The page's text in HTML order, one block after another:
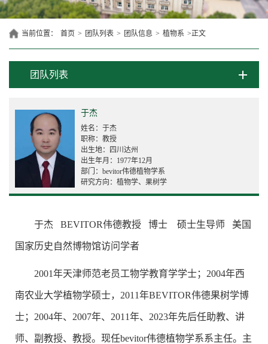
当前位置： 首页 > 团队列表 > 团队信息 > 植物系 >正文
团队列表
于杰
姓名：于杰
职称：教授
出生地：四川达州
出生年月：1977年12月
部门：bevitor伟德植物学系
研究方向：植物学、果树学
于杰 BEVITOR伟德教授 博士 硕士生导师 美国
国家历史自然博物馆访问学者
2001年天津师范老员工物学教育学学士；2004年西
南农业大学植物学硕士，2011年BEVITOR伟德果树学博
士；2004年、2007年、2011年、2023年先后任助教、讲
师、副教授、教授。现任bevitor伟德植物学系系主任。主